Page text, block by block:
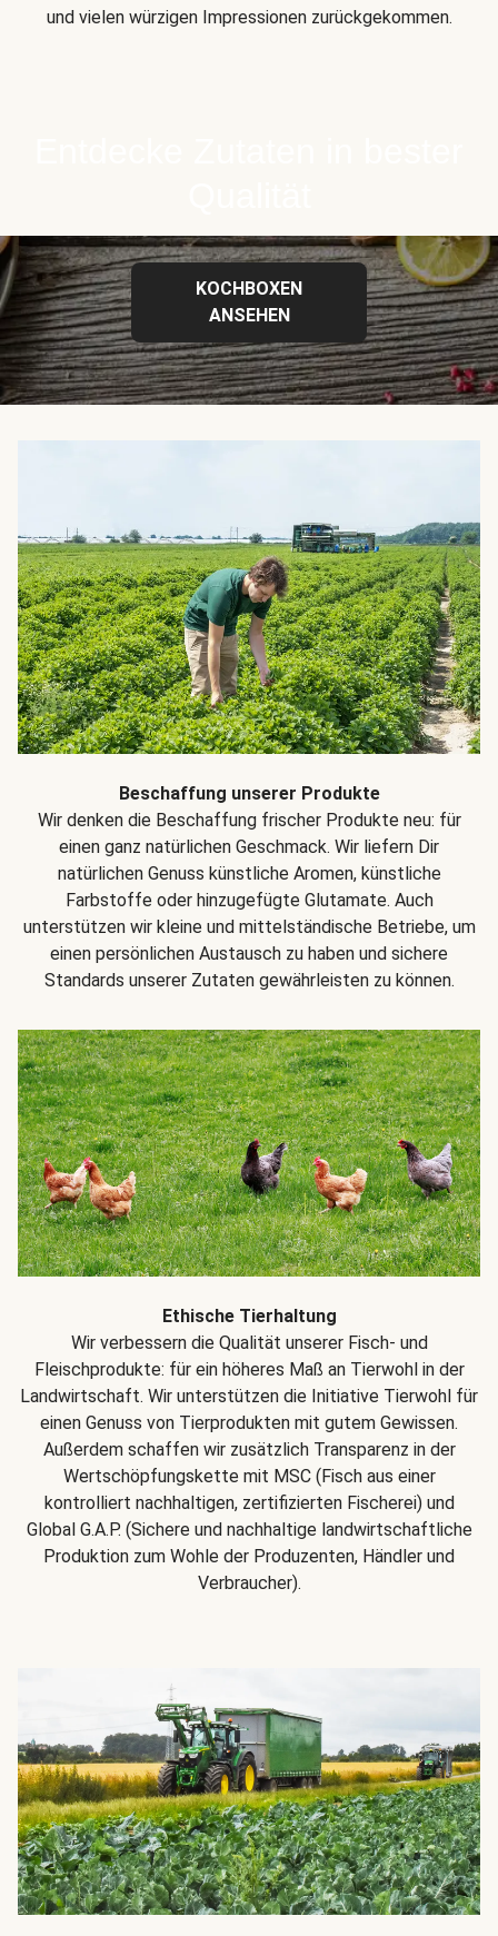
und vielen würzigen Impressionen zurückgekommen.
KOCHBOXEN
ANSEHEN
Beschaffung unserer Produkte
Wir denken die Beschaffung frischer Produkte neu: für
einen ganz natürlichen Geschmack. Wir liefern Dir
natürlichen Genuss künstliche Aromen, künstliche
Farbstoffe oder hinzugefügte Glutamate. Auch
unterstützen wir kleine und mittelständische Betriebe, um
einen persönlichen Austausch zu haben und sichere
Standards unserer Zutaten gewährleisten zu können.
Ethische Tierhaltung
Wir verbessern die Qualität unserer Fisch- und
Fleischprodukte: für ein höheres Maß an Tierwohl in der
Landwirtschaft. Wir unterstützen die Initiative Tierwohl für
einen Genuss von Tierprodukten mit gutem Gewissen.
Außerdem schaffen wir zusätzlich Transparenz in der
Wertschöpfungskette mit MSC (Fisch aus einer
kontrolliert nachhaltigen, zertifizierten Fischerei) und
Global G.A.P. (Sichere und nachhaltige landwirtschaftliche
Produktion zum Wohle der Produzenten, Händler und
Verbraucher).